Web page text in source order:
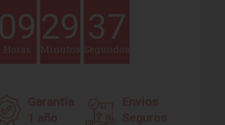
09
Horas
29
Minutos
36
Segundos